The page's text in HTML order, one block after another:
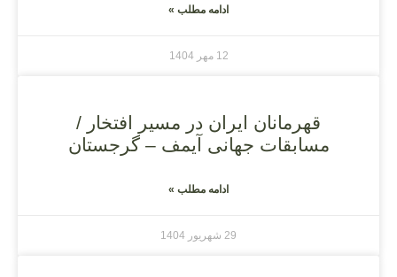
ادامه مطلب »
12 مهر 1404
قهرمانان ایران در مسیر افتخار /
مسابقات جهانی آیمف – گرجستان
ادامه مطلب »
29 شهریور 1404